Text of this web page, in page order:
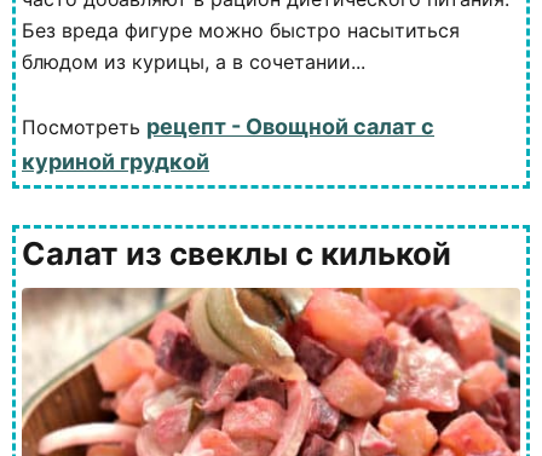
Без вреда фигуре можно быстро насытиться
блюдом из курицы, а в сочетании...
Посмотреть рецепт - Овощной салат с
куриной грудкой
Салат из свеклы с килькой